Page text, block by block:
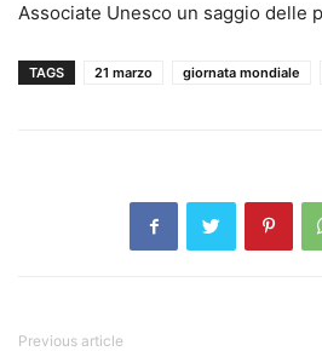
Associate Unesco un saggio delle
TAGS 21 marzo giornata mondiale
Previous article